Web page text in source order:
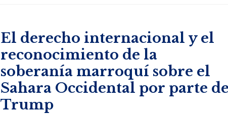
El derecho internacional y el
reconocimiento de la
soberanía marroquí sobre el
Sahara Occidental por parte
Trump